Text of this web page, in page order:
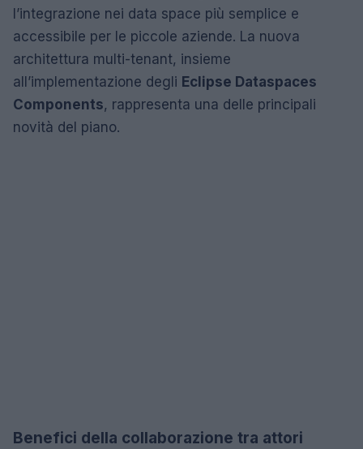
l’integrazione nei data space più semplice e
accessibile per le piccole aziende. La nuova
architettura multi-tenant, insieme
all’implementazione degli Eclipse Dataspaces
Components, rappresenta una delle principali
novità del piano.
Benefici della collaborazione tra attori